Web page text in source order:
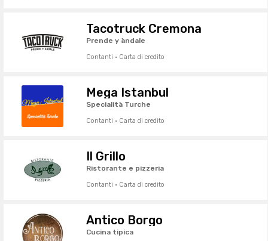
Tacotruck Cremona
Prende y àndale
Contanti · Carta di credito
Mega Istanbul
Specialità Turche
Contanti · Carta di credito
Il Grillo
Ristorante e pizzeria
Contanti · Carta di credito
Antico Borgo
Cucina tipica